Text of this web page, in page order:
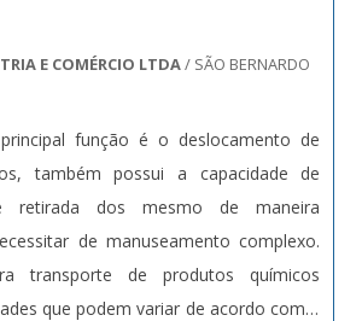
E COMÉRCIO LTDA/ SÃO BERNARDO
função é o deslocamento de
também possui a capacidade de
retirada dos mesmo de maneira
de manuseamento complexo.
transporte de produtos químicos
que podem variar de acordo com a